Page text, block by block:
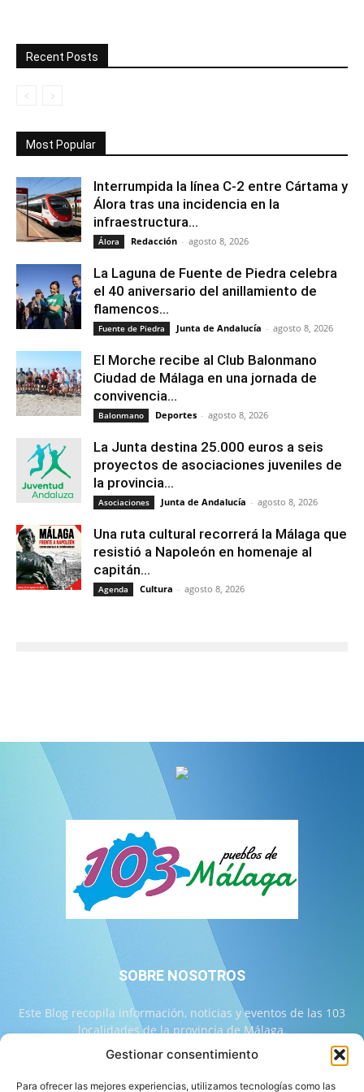
Gestionar consentimiento
Para ofrecer las mejores experiencias, utilizamos tecnologías como las
Recent Posts
Most Popular
Interrumpida la línea C-2 entre Cártama y
Álora tras una incidencia en la
infraestructura...
Álora Redacción - agosto 8, 2026
La Laguna de Fuente de Piedra celebra
el 40 aniversario del anillamiento de
flamencos...
Fuente de Piedra Junta de Andalucía - agosto 8, 2026
El Morche recibe al Club Balonmano
Ciudad de Málaga en una jornada de
convivencia...
Balonmano Deportes - agosto 8, 2026
La Junta destina 25.000 euros a seis
proyectos de asociaciones juveniles de
la provincia...
Asociaciones Junta de Andalucía - agosto 8, 2026
Una ruta cultural recorrerá la Málaga que
resistió a Napoleón en homenaje al
capitán...
Agenda Cultura - agosto 8, 2026
SOBRE NOSOTROS
Este Blog recopila información, noticias y eventos de las 103
localidades de la provincia de Málaga.
Contáctanos: info@103malaga.com